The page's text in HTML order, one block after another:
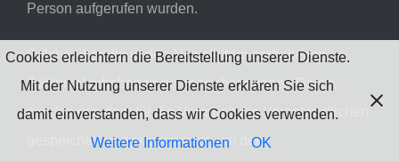
Person aufgerufen wurden.
Solche über die in den Newslettern enthaltenen
Zählpixel erhobenen personenbezogenen Daten,
werden von dem für die Verarbeitung Verantwortlichen
gespeichert und ausgewertet, um den
Cookies erleichtern die Bereitstellung unserer Dienste.
Mit der Nutzung unserer Dienste erklären Sie sich
damit einverstanden, dass wir Cookies verwenden.
Weitere Informationen
OK